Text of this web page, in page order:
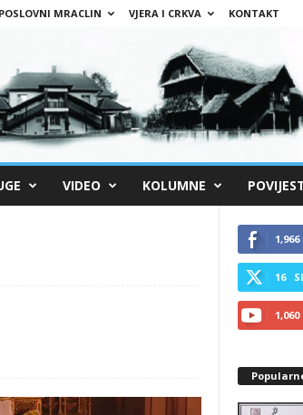
POSLOVNI MRACLIN VJERA I CRKVA KONTAKT
VIDEO KOLUMNE
1,966
16
1,060